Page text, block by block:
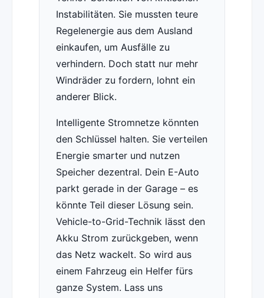
Instabilitäten. Sie mussten teure
Regelenergie aus dem Ausland
einkaufen, um Ausfälle zu
verhindern. Doch statt nur mehr
Windräder zu fordern, lohnt ein
anderer Blick.
Intelligente Stromnetze könnten
den Schlüssel halten. Sie verteilen
Energie smarter und nutzen
Speicher dezentral. Dein E-Auto
parkt gerade in der Garage – es
könnte Teil dieser Lösung sein.
Vehicle-to-Grid-Technik lässt den
Akku Strom zurückgeben, wenn
das Netz wackelt. So wird aus
einem Fahrzeug ein Helfer fürs
ganze System. Lass uns